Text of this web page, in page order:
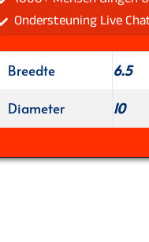
Ondersteuning Live
Breedte
6.5
Diameter
10